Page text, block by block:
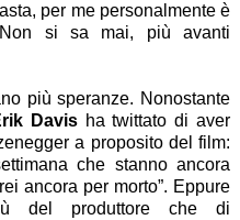
per me personalmente è
si sa mai, più avanti
più speranze. Nonostante
Davisha twittato di aver
a proposito del film:
che stanno ancora
ancora per morto”. Eppure
del produttore che di